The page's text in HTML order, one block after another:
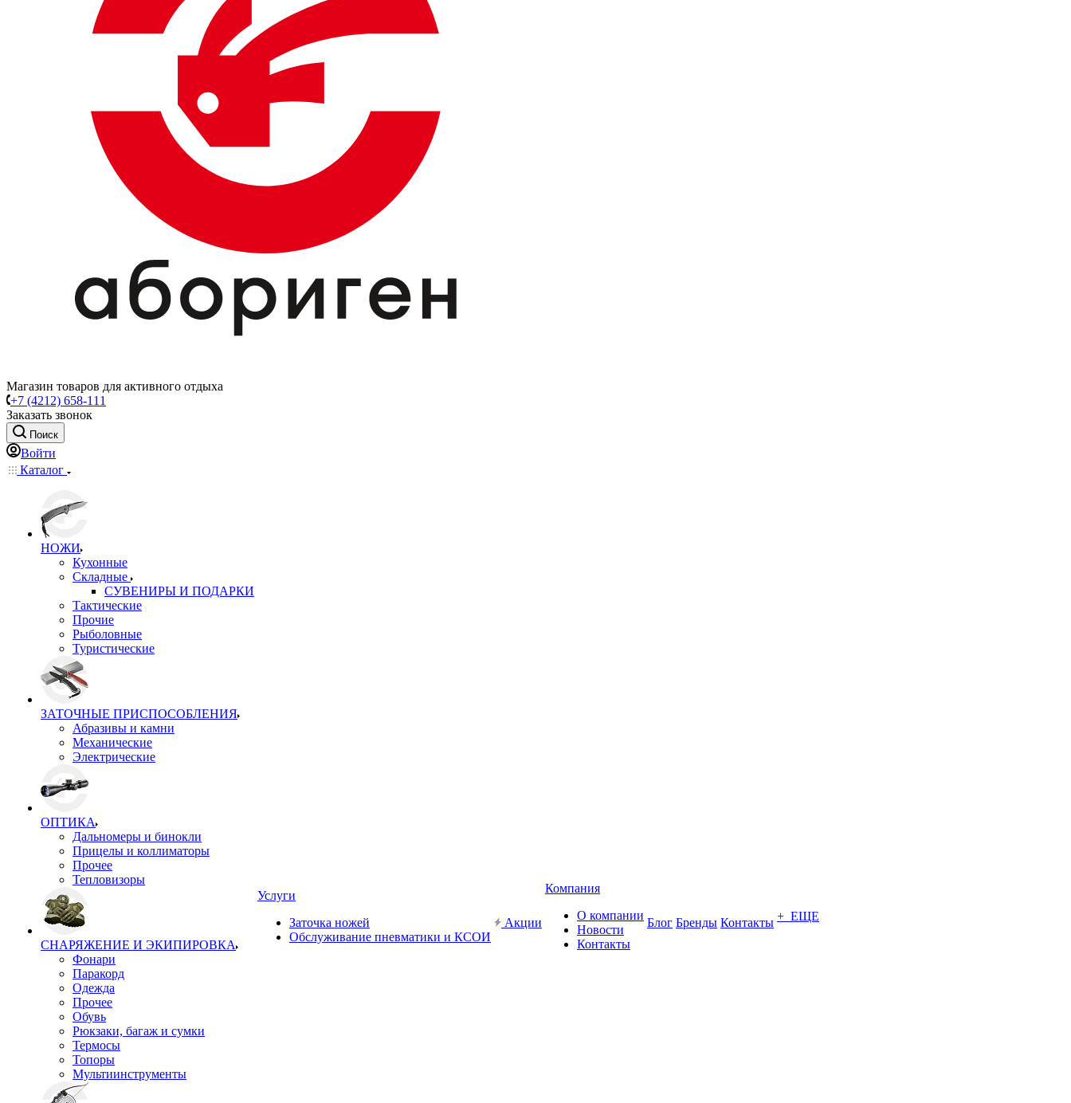
Магазин товаров для активного отдыха
+7 (4212) 658-111
Заказать звонок
Поиск
Войти
Каталог
НОЖИ
Кухонные
Складные
СУВЕНИРЫ И ПОДАРКИ
Тактические
Прочие
Рыболовные
Туристические
ЗАТОЧНЫЕ ПРИСПОСОБЛЕНИЯ
Абразивы и камни
Механические
Электрические
ОПТИКА
Дальномеры и бинокли
Прицелы и коллиматоры
Прочее
Тепловизоры
СНАРЯЖЕНИЕ И ЭКИПИРОВКА
Фонари
Паракорд
Одежда
Прочее
Обувь
Рюкзаки, багаж и сумки
Термосы
Топоры
Мультиинструменты
Услуги
Заточка ножей
Обслуживание пневматики и КСОИ
Акции
Компания
О компании
Новости
Контакты
Блог Бренды Контакты + ЕЩЕ